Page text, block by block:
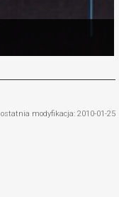
ostatnia modyfikacja: 2010-01-25